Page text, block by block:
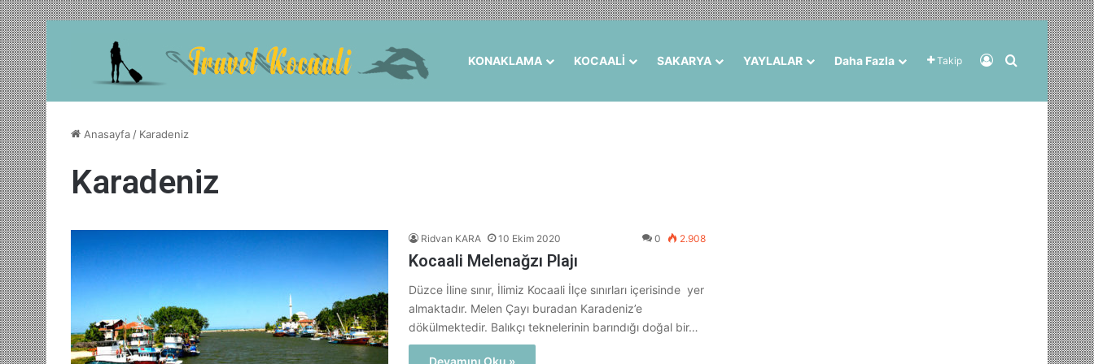
KONAKLAMA KOCAALİ SAKARYA YAYLALAR Daha Fazla Takip Kayıt OlArama yap
Anasayfa / Karadeniz
Karadeniz
Ridvan KARA 10 Ekim 2020 0 2.908
Kocaali Melenağzı Plajı
Düzce İline sınır, İlimiz Kocaali İlçe sınırları içerisinde yer
almaktadır. Melen Çayı buradan Karadeniz’e
dökülmektedir. Balıkçı teknelerinin barındığı doğal bir…
Devamını Oku »